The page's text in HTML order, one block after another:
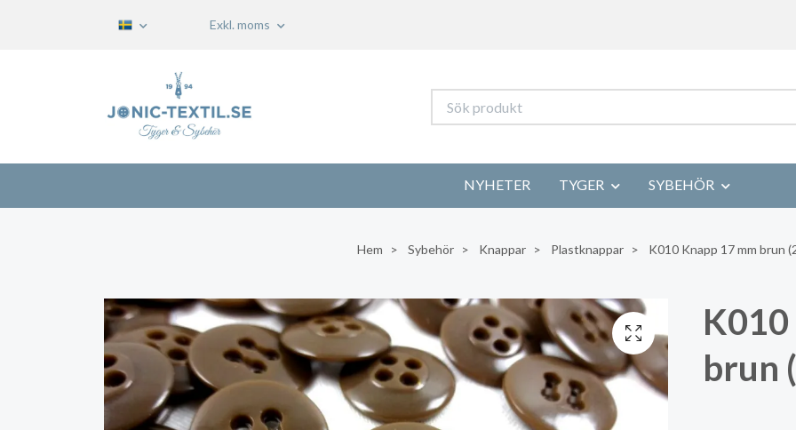
Exkl. moms
NYHETER TYGER SYBEHÖR
Hem Sybehör Knappar Plastknappar K010 Knapp 17 mm brun
brun